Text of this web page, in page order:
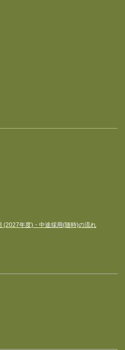
(2027年度)・中途採用(随時)の流れ